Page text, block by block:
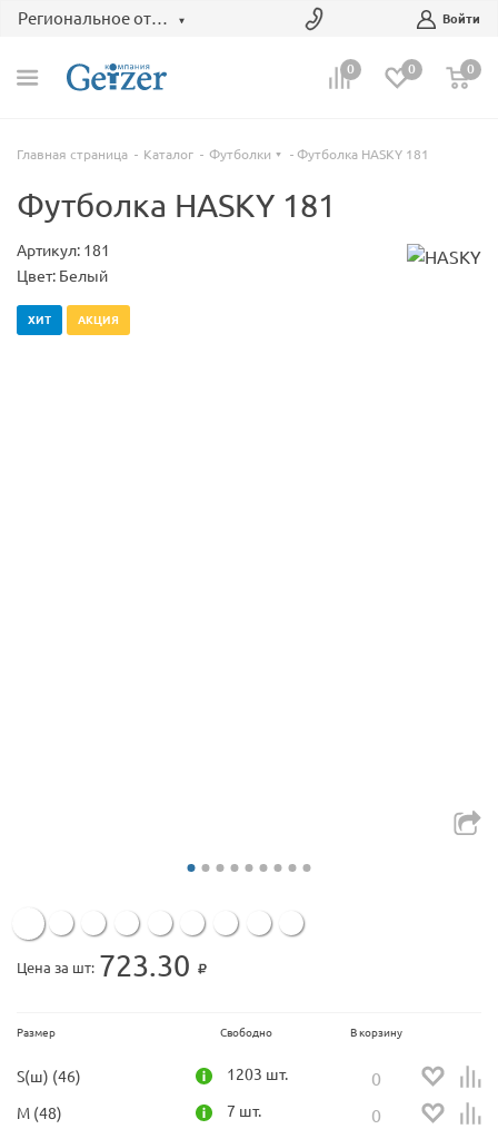
Региональное отделение Войти
0 0 0
Главная страница Каталог Футболки Футболка HASKY 181
Футболка HASKY 181
Артикул: 181
Цвет: Белый
ХИТ АКЦИЯ
Цена за шт: 723.30
Размер Свободно В корзину
S(ш) (46) 1203 шт.
M (48) 7 шт.